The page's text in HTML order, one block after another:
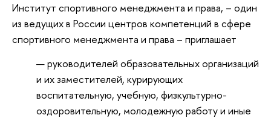
Институт спортивного менеджмента и права, – один
из ведущих в России центров компетенций в сфере
спортивного менеджмента и права – приглашает
руководителей образовательных организаций
и их заместителей, курирующих
воспитательную, учебную, физкультурно-
оздоровительную, молодежную работу и иные